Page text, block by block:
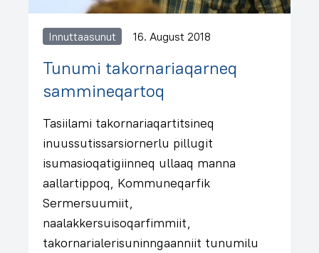
Innuttaasunut 16. August 2018
Tunumi takornariaqarneq
sammineqartoq
Tasiilami takornariaqartitsineq
inuussutissarsiornerlu pillugit
isumasioqatigiinneq ullaaq manna
aallartippoq, Kommuneqarfik
Sermersuumiit,
naalakkersuisoqarfimmiit,
takornarialerisuninngaanniit tunumilu